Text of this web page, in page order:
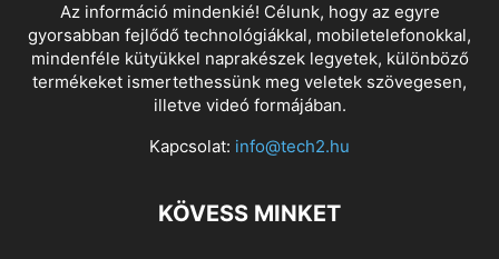
Az információ mindenkié! Célunk, hogy az egyre
gyorsabban fejlődő technológiákkal, mobiletelefonokkal,
mindenféle kütyükkel naprakészek legyetek, különböző
termékeket ismertethessünk meg veletek szövegesen,
illetve videó formájában.
Kapcsolat: info@tech2.hu
KÖVESS MINKET